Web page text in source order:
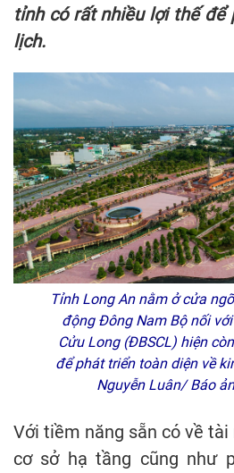
tỉnh có rất nhiều lợi thế để
lịch.
Tỉnh Long An nằm ở cửa
động Đông Nam Bộ nối
Cửu Long (ĐBSCL) hiện
để phát triển toàn diện về
Nguyễn Luân/ Báo
Với tiềm năng sẵn có về tài
cơ sở hạ tầng cũng như